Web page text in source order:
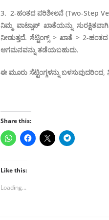
3. 2-ಹಂತದ ಪರಿಶೀಲನೆ (Two-Step
ನಿಮ್ಮ ವಾಟ್ಸಾಪ್ ಖಾತೆಯನ್ನು
ನೀಡುತ್ತದೆ. ಸೆಟ್ಟಿಂಗ್ಸ್ > ಖಾತೆ >
ಆಗಮನವನ್ನು ತಡೆಯಬಹುದು.
ಈ ಮೂರು ಸೆಟ್ಟಿಂಗ್ಗಳನ್ನು ಬಳಸುವುದರಿಂದ,
Share this:
Like this:
Loading...